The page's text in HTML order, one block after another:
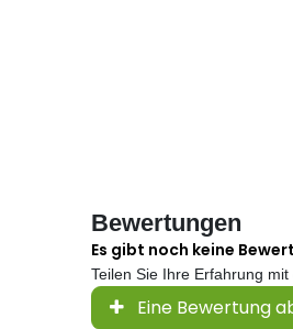
Bewertungen
Es gibt noch keine
Teilen Sie Ihre Erfahrung
Eine Bewertung